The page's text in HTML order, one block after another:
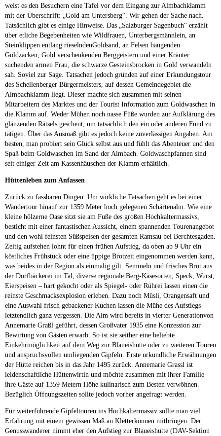
weist es den Besuchern eine Tafel vor dem Eingang zur Almbachklamm
mit der Überschrift: „Gold am Untersberg“. Wir gehen der Sache nach.
Tatsächlich gibt es einige Hinweise. Das „Salzburger Sagenbuch“ erzählt
über etliche Begebenheiten wie Wildfrauen, Unterbergsmännlein, an
Steinklippen entlang rieselndenGoldsand, an Felsen hängenden
Goldzacken, Gold verschenkenden Berggeistern und einer Kräuter
suchenden armen Frau, die schwarze Gesteinsbrocken in Gold verwandeln
sah. Soviel zur Sage. Tatsachen jedoch gründen auf einer Erkundungstour
des Schellenberger Bürgermeisters, auf dessen Gemeindegebiet die
Almbachklamm liegt. Dieser machte sich zusammen mit seinen
Mitarbeitern des Marktes und der Tourist Information zum Goldwaschen in
die Klamm auf. Weder Mühen noch nasse Füße wurden zur Aufklärung des
glänzenden Rätsels gescheut, um tatsächlich den ein oder anderen Fund zu
tätigen. Über das Ausmaß gibt es jedoch keine zuverlässigen Angaben. Am
besten, man probiert sein Glück selbst aus und fühlt das Abenteuer und den
Spaß beim Goldwaschen im Sand der Almbach. Goldwaschpfannen sind
seit einiger Zeit am Kassenhäuschen der Klamm erhältlich.
Hüttenleben zum Anfassen
Zurück zu fassbaren Dingen. Um wirkliche Tatsachen geht es bei einer
Wandertour hinauf zur 1359 Meter hoch gelegenen Schärtenalm. Wie eine
kleine hölzerne Oase sitzt sie am Fuße des großen Hochkaltermassivs,
besticht mit einer fantastischen Aussicht, einem spannenden Tourenangebot
und den wohl feinsten Süßspeisen der gesamten Ramsau bei Berchtesgaden.
Zeitig aufstehen lohnt für einen frühen Aufstieg, da oben ab 9 Uhr ein
köstliches Frühstück oder eine üppige Brotzeit eingenommen werden kann,
was beides in der Region als einmalig gilt. Semmeln und frisches Brot aus
der Dorfbäckerei im Tal, diverse regionale Berg-Käsesorten, Speck, Wurst,
Eierspeisen – hart gekocht oder als Spiegel- oder Rührei lassen einen die
reinste Geschmacksexplosion erleben. Dazu noch Müsli, Orangensaft und
eine Auswahl frisch gebackener Kuchen lassen die Mühe des Aufstiegs
letztendlich ganz vergessen. Die Alm wird bereits in vierter Generationvon
Annemarie Graßl geführt, dessen Großvater 1935 eine Konzession zur
Bewirtung von Gästen erwarb. So ist sie seither eine beliebte
Einkehrmöglichkeit auf dem Weg zur Blaueishütte oder zu weiteren Touren
und anspruchsvollen umliegenden Gipfeln. Erste urkundliche Erwähnungen
der Hütte reichen bis in das Jahr 1495 zurück. Annemarie Grassl ist
leidenschaftliche Hüttenwirtin und möchte zusammen mit ihrer Familie
ihre Gäste auf 1359 Metern Höhe kulinarisch zum Besten verwöhnen.
Bezüglich Öffnungszeiten sollte jedoch vorher angefragt werden.
Für weiterführende Gipfeltouren ins Hochkaltermassiv sollte man viel
Erfahrung mit einem gewissen Maß an Kletterkönnen mitbringen. Der
Genusswanderer nimmt eher den Aufstieg zur Blaueishütte (DAV-Sektion